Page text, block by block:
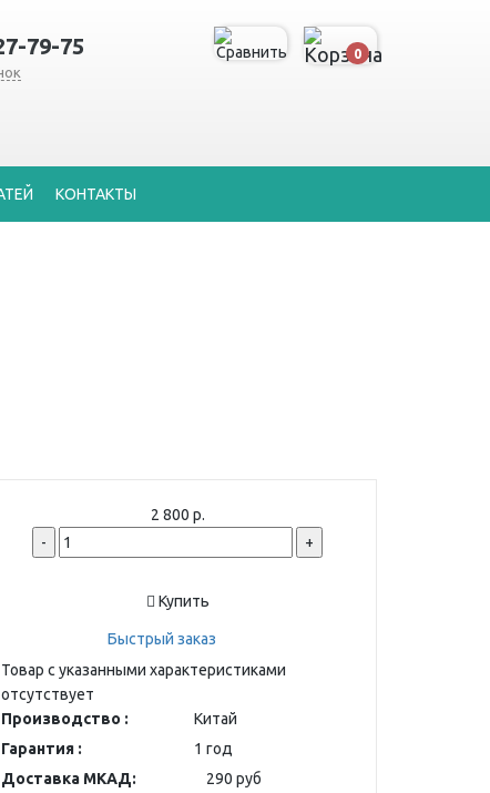
79-75 0
КОНТАКТЫ
2 800 р.
-
+
Купить
Быстрый заказ
Товар с указанными характеристиками
отсутствует
Производство :
Китай
Гарантия :
1 год
Доставка МКАД:
290 руб